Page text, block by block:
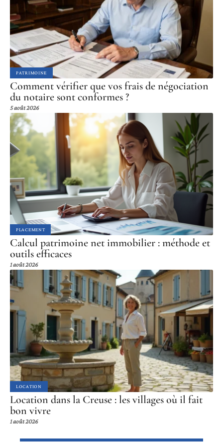
PATRIMOINE
Comment vérifier que vos frais de négociation
du notaire sont conformes ?
5 août 2026
PLACEMENT
Calcul patrimoine net immobilier : méthode et
outils efficaces
1 août 2026
LOCATION
Location dans la Creuse : les villages où il fait
bon vivre
1 août 2026